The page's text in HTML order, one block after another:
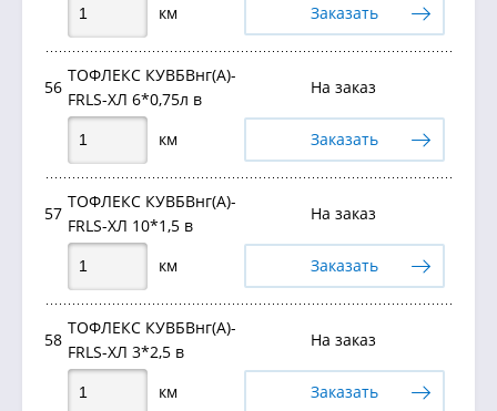
км Заказать
56
ТОФЛЕКС КУВБВнг(А)-
FRLS-ХЛ 6*0,75л в
На заказ
км Заказать
57
ТОФЛЕКС КУВБВнг(А)-
FRLS-ХЛ 10*1,5 в
На заказ
км Заказать
58
ТОФЛЕКС КУВБВнг(А)-
FRLS-ХЛ 3*2,5 в
На заказ
км Заказать